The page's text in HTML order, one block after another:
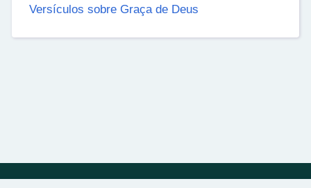
Versículos sobre Graça de Deus